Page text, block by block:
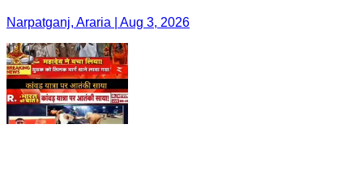
Narpatganj, Araria | Aug 3, 2026